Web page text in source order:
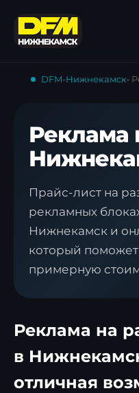
DFM-Нижнекамск•
Реклама
Прайс-лист на
рекламных
Нижнекамск и
который поможет
примерную
Реклама на
в
отличная